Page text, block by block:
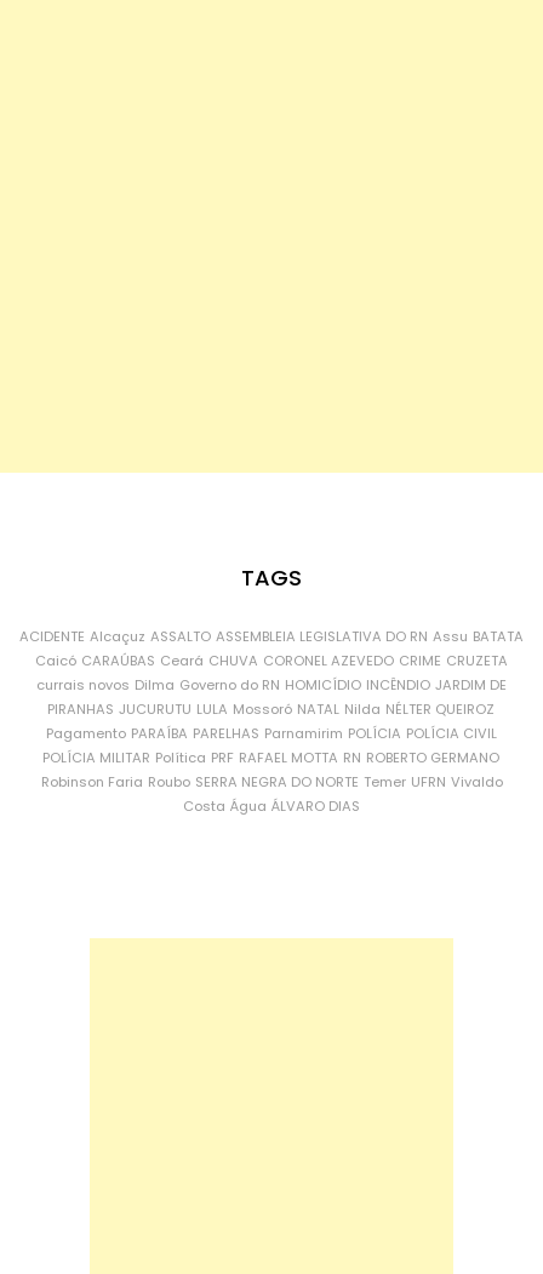
TAGS
ACIDENTE Alcaçuz ASSALTO ASSEMBLEIA LEGISLATIVA DO RN Assu BATATA
Caicó CARAÚBAS Ceará CHUVA CORONEL AZEVEDO CRIME CRUZETA
currais novos Dilma Governo do RN HOMICÍDIO INCÊNDIO JARDIM DE
PIRANHAS JUCURUTU LULA Mossoró NATAL Nilda NÉLTER QUEIROZ
Pagamento PARAÍBA PARELHAS Parnamirim POLÍCIA POLÍCIA CIVIL
POLÍCIA MILITAR Política PRF RAFAEL MOTTA RN ROBERTO GERMANO
Robinson Faria Roubo SERRA NEGRA DO NORTE Temer UFRN Vivaldo
Costa Água ÁLVARO DIAS